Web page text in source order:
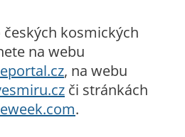
kosmických
na webu
, na webu
či stránkách
.